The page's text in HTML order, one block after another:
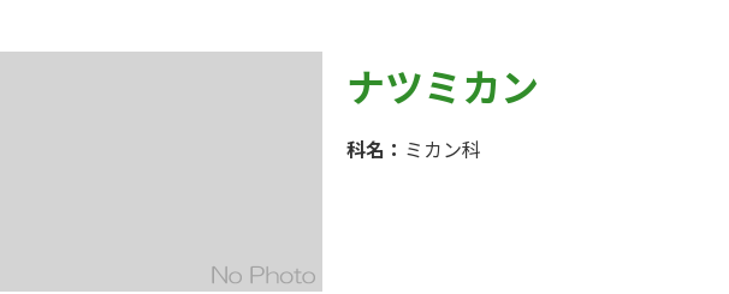
ナツミカン
科名： ミカン科